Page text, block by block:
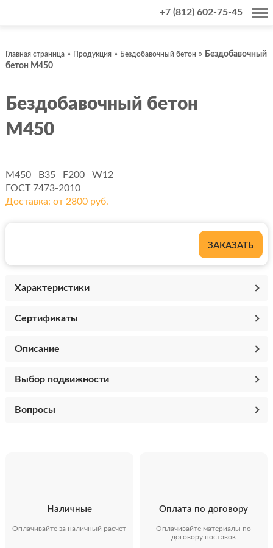
+7 (812) 602-75-45
Главная страница» Продукция» Бездобавочный бетон » Бездобавочный
бетон М450
М450 B35 F200
W12
ГОСТ 7473-2010
Доставка: от 2800 руб.
ЗАКАЗАТЬ
Бездобавочный бетон
М450
Характеристики
Сертификаты
Описание
Выбор подвижности
Вопросы
Наличные
Оплачивайте за наличный расчет
Оплата по договору
Оплачивайте материалы по
договору поставок